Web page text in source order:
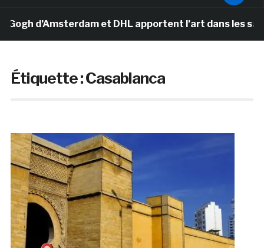
d’Amsterdam et DHL apportent l’art dans les
Étiquette :Casablanca